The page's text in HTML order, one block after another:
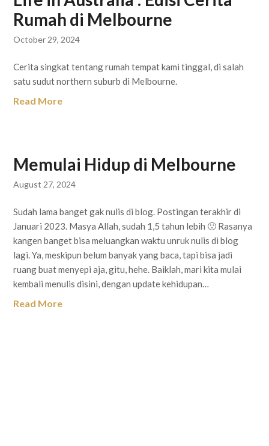
Rumah di Melbourne
October 29, 2024
Cerita singkat tentang rumah tempat kami tinggal, di salah
satu sudut northern suburb di Melbourne.
Read More
Memulai Hidup di Melbourne
August 27, 2024
Sudah lama banget gak nulis di blog. Postingan terakhir di
Januari 2023. Masya Allah, sudah 1,5 tahun lebih 🙁 Rasanya
kangen banget bisa meluangkan waktu unruk nulis di blog
lagi. Ya, meskipun belum banyak yang baca, tapi bisa jadi
ruang buat menyepi aja, gitu, hehe. Baiklah, mari kita mulai
kembali menulis disini, dengan update kehidupan…
Read More